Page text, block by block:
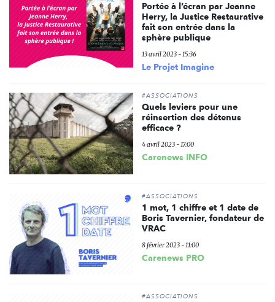
Portée à l’écran par Jeanne
Herry, la Justice Restaurative
fait son entrée dans la
sphère publique
13 avril 2023 - 15:36
Le Projet Imagine
#ASSOCIATIONS
Quels leviers pour une
réinsertion des détenus
efficace ?
4 avril 2023 - 17:00
Carenews INFO
#ASSOCIATIONS
1 mot, 1 chiffre et 1 date de
Boris Tavernier, fondateur de
VRAC
8 février 2023 - 11:00
Carenews PRO
#ASSOCIATIONS